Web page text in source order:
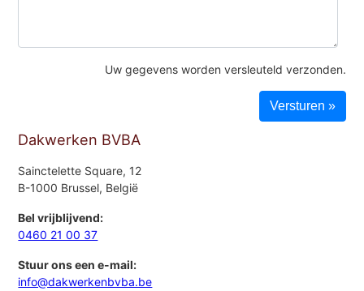
Uw gegevens worden versleuteld verzonden.
Dakwerken BVBA
Sainctelette Square, 12
B-1000 Brussel, België
Bel vrijblijvend:
0460 21 00 37
Stuur ons een e-mail:
info@dakwerkenbvba.be